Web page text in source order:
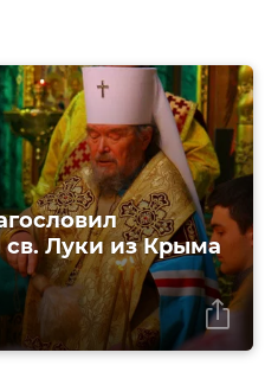
Луки из Крыма